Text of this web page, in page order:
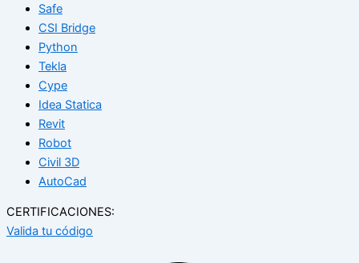
Safe
CSI Bridge
Python
Tekla
Cype
Idea Statica
Revit
Robot
Civil 3D
AutoCad
CERTIFICACIONES:
Valida tu código